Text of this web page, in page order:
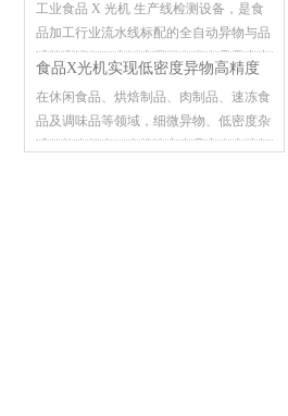
混入各类外来杂质。金属碎屑、玻璃碎
渣、砂石硬块、陶瓷碎片、硬质塑料、骨
头硬块、线头杂物等异物潜藏在产品内
部，肉眼难以识别排查。一旦含异物产品
流向市场，极易引发消费者投诉索赔、产
品批量召回，企业还将面临市场监管部门
工业食品 X 光机 生产线检测设备，是食
品加工行业流水线标配的全自动异物与品
质检测设备，广泛应用于各类食品量产产
用。传统人工肉眼检测、单一金属检测仪
存在明显短板，不仅检测效率低下、漏检
误检频发，还无法识别玻璃、砂石、硬质
食品X光机实现低密度异物高精度
检测
在休闲食品、烘焙制品、肉制品、速冻食
品及调味品等领域，细微异物、低密度杂
质的检出能力，直接决定产品安全底线与